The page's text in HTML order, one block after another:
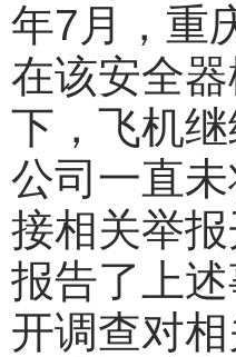
年7月，重
在该安全
下，飞机
公司一直
接相关举
报告了上
开调查对